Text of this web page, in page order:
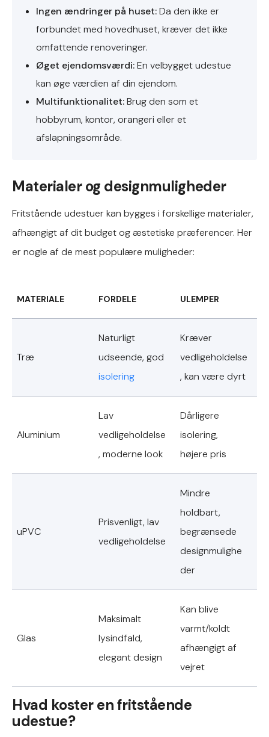
Ingen ændringer på huset:Da den ikke er
forbundet med hovedhuset, kræver det ikke
omfattende renoveringer.
Øget ejendomsværdi:En velbygget udestue
kan øge værdien af din ejendom.
Multifunktionalitet:Brug den som et
hobbyrum, kontor, orangeri eller et
afslapningsområde.
Materialer og designmuligheder
Fritstående udestuer kan bygges i forskellige materialer,
afhængigt af dit budget og æstetiske præferencer. Her
er nogle af de mest populære muligheder:
MATERIALE FORDELE ULEMPER
Træ
Naturligt
udseende, god
isolering
Kræver
vedligeholdelse
, kan være dyrt
Aluminium
Lav
vedligeholdelse
, moderne look
Dårligere
isolering,
højere pris
uPVC
Prisvenligt, lav
vedligeholdelse
Mindre
holdbart,
begrænsede
designmulighe
der
Glas
Maksimalt
lysindfald,
elegant design
Kan blive
varmt/koldt
afhængigt af
vejret
Hvad koster en fritstående
udestue?